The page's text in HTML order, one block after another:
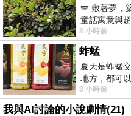
🪽 敷著夢，
童話寓意與
翼的神聖形
8 小時前
蚱蜢
夏天是蚱蜢
地方，都可
在車頂上，
8 小時前
我與AI討論的小說劇情(21)